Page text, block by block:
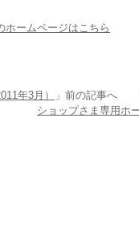
ホームページはこちら
年3月） 」前の記事へ
ショップさま専用ホ